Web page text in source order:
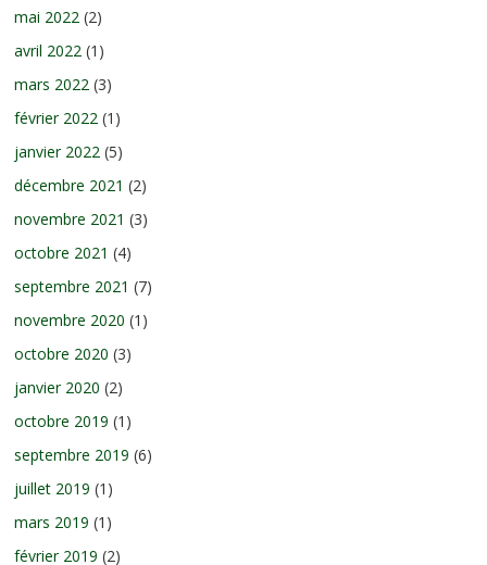
mai 2022 (2)
avril 2022 (1)
mars 2022 (3)
février 2022 (1)
janvier 2022 (5)
décembre 2021 (2)
novembre 2021 (3)
octobre 2021 (4)
septembre 2021 (7)
novembre 2020 (1)
octobre 2020 (3)
janvier 2020 (2)
octobre 2019 (1)
septembre 2019 (6)
juillet 2019 (1)
mars 2019 (1)
février 2019 (2)